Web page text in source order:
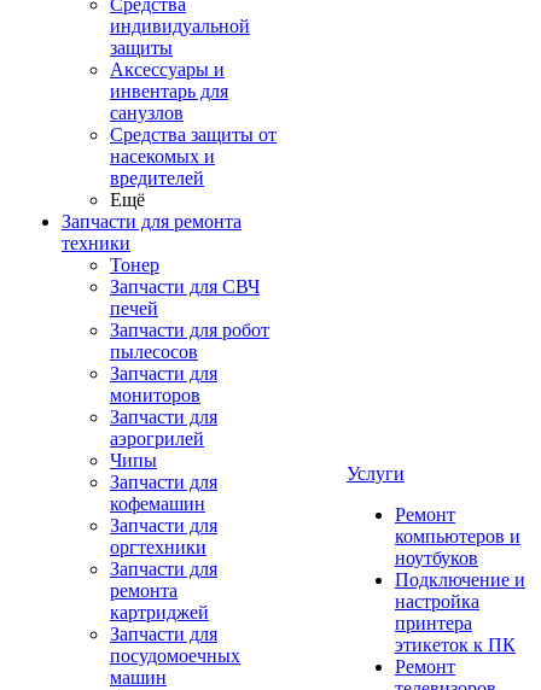
Средства
индивидуальной
защиты
Аксессуары и
инвентарь для
санузлов
Средства защиты от
насекомых и
вредителей
Ещё
Запчасти для ремонта
техники
Тонер
Запчасти для СВЧ
печей
Запчасти для робот
пылесосов
Запчасти для
мониторов
Запчасти для
аэрогрилей
Чипы
Запчасти для
кофемашин
Запчасти для
оргтехники
Запчасти для
ремонта
картриджей
Запчасти для
посудомоечных
машин
Услуги
Ремонт
компьютеров и
ноутбуков
Подключение и
настройка
принтера
этикеток к ПК
Ремонт